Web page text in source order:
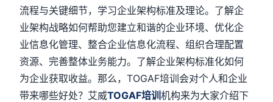
流程与关键细节，学习企业架构标准及理论。了解企
业架构战略如何帮助您建立和谐的企业环境、优化企
业信息化管理、整合企业信息化流程、组织合理配置
资源、完善整体业务能力。了解企业架构标准化如何
为企业获取收益。那么，TOGAF培训会对个人和企业
带来哪些好处？艾威TOGAF培训机构来为大家介绍下